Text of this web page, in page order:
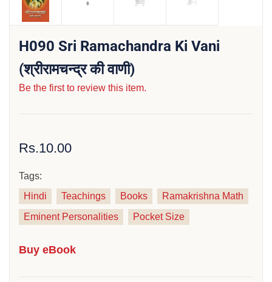
H090 Sri Ramachandra Ki Vani
(श्रीरामचन्द्र की वाणी)
Be the first to review this item.
Rs.10.00
Tags:
Hindi
Teachings Books
Ramakrishna Math
Eminent Personalities
Pocket Size
Buy eBook